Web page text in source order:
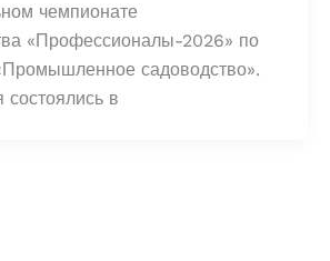
чемпионате
«Профессионалы-2026» по
садоводство».
в